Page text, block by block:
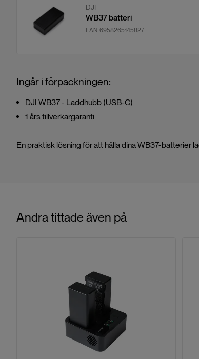
DJI
WB37 batteri
EAN:6958265145827
Ingår i förpackningen:
DJI WB37 - Laddhubb (USB-C)
1 års tillverkargaranti
En praktisk lösning för att hålla dina WB37-batterier
Andra tittade även på